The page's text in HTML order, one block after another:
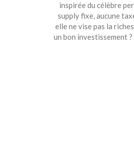
inspirée du célèbre
supply fixe, aucune
elle ne vise pas la
un bon investissement